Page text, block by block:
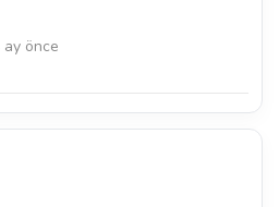
ay önce